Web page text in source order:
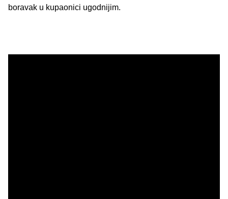
boravak u kupaonici ugodnijim.